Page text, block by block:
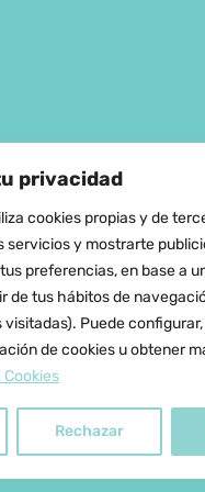
privacidad
cookies propias y de
servicios y mostrarte
preferencias, en base a
de tus hábitos de
visitadas). Puede
de cookies u obtener
Cookies
Rechazar
Lunes